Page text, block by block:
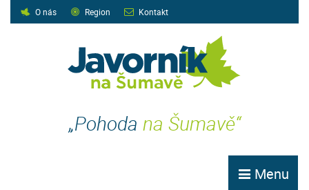
O nás Region Kontakt
„Pohoda na Šumavě“
Menu